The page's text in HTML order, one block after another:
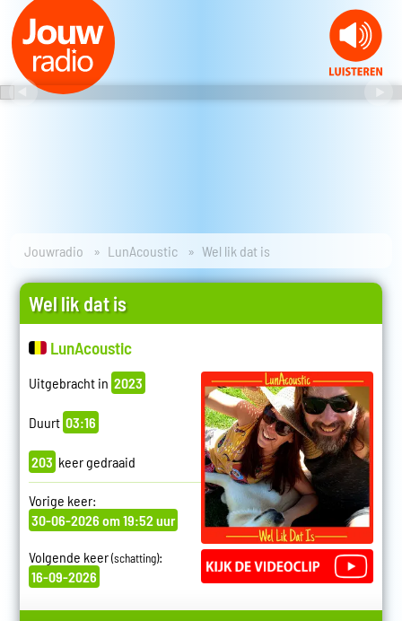
Jouwradio LunAcoustic Wel lik dat is
Wel lik dat is
LunAcoustic
Uitgebracht in 2023
Duurt 03:16
203 keer gedraaid
Vorige keer:
30-06-2026 om 19:52 uur
Volgende keer(schatting):
16-09-2026